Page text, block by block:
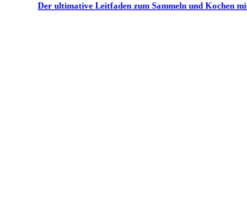
Der ultimative Leitfaden zum Sammeln und Kochen